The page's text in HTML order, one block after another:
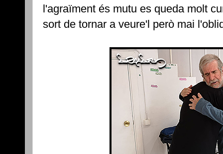
l'agraïment és mutu es queda molt
sort de tornar a veure'l però mai